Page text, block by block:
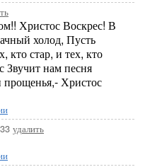
Христос Воскрес! В
холод, Пусть
кто стар, и тех, кто
Звучит нам песня
прощенья,- Христос
удалить